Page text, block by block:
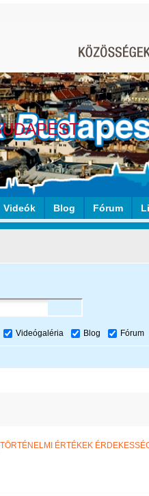
Videók Blog Fórum
Videógaléria Blog Fórum
TÖRTÉNELMI ÉRTÉKEK